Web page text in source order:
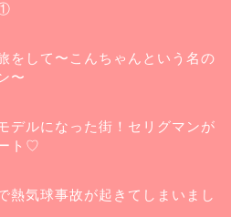
をして〜こんちゃんという名の
〜
デルになった街！セリグマンが
ト♡
熱気球事故が起きてしまいまし